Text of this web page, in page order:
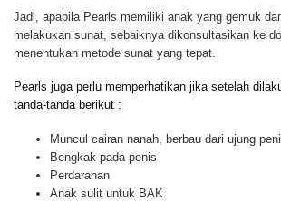
Jadi, apabila Pearls memiliki anak yang gemuk
melakukan sunat, sebaiknya dikonsultasikan ke
menentukan metode sunat yang tepat.
Pearls juga perlu memperhatikan jika setelah
tanda-tanda berikut :
Muncul cairan nanah, berbau dari ujung
Bengkak pada penis
Perdarahan
Anak sulit untuk BAK